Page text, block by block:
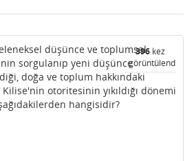
396 kez
görüntülendi
düşünce ve toplumsal
sorgulanıp yeni düşünce
doğa ve toplum hakkındaki
otoritesinin yıkıldığı dönemi
hangisidir?